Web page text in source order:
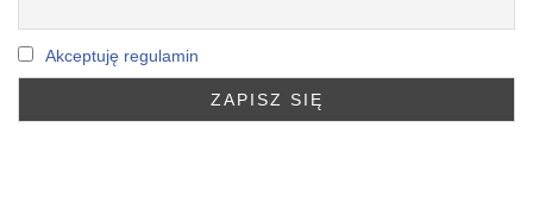
Akceptuję regulamin